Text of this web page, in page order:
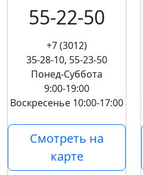
55-22-50
+7 (3012)
35-28-10, 55-23-50
Понед-Суббота
9:00-19:00
Воскресенье 10:00-17:00
Смотреть на
карте